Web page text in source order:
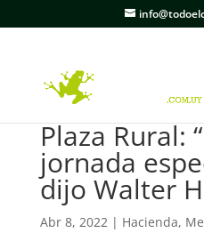
Plaza Rural:
jornada
dijo Walter
Abr 8, 2022| Hacienda,